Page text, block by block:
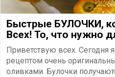
Быстрые БУЛОЧКИ,
Всех! То, что нужно
Приветствую всех. Сегодня
рецептом очень
оливками. Булочки